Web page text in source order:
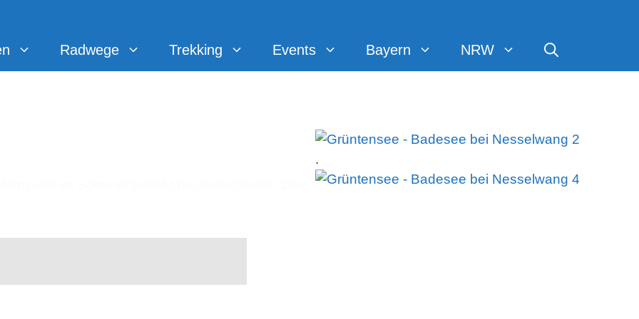
Radwege Trekking Events Bayern NRW
.